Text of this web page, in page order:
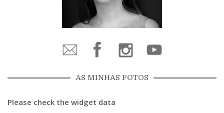
AS MINHAS FOTOS
Please check the widget data